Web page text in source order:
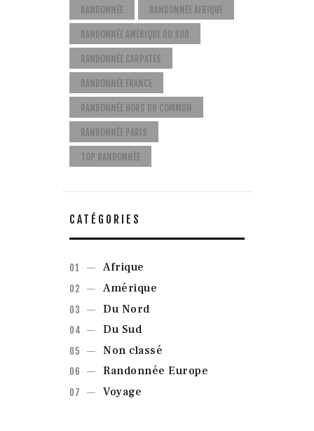
RANDONNÉE RANDONNÉE AFRIQUE
RANDONNÉE AMÉRIQUE DU SUD
RANDONNÉE CARPATES
RANDONNÉE FRANCE
RANDONNÉE HORS DU COMMUN
RANDONNÉE PARIS
TOP RANDONNÉE
CATÉGORIES
Afrique
Amérique
Du Nord
Du Sud
Non classé
Randonnée Europe
Voyage